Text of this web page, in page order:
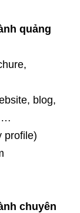
quảng
blog,
profile)
chuyên